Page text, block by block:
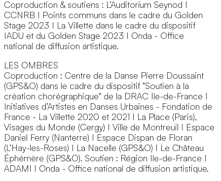
4 Les Ombres © Cyril Machenaud
Coproduction & soutiens : L’Auditorium Seynod I
CCNRB I Points communs dans le cadre du Golden
Stage 2023 I La Villette dans le cadre du dispositif
IADU et du Golden Stage 2023 I Onda - Office
national de diffusion artistique.
LES OMBRES
Coproduction : Centre de la Danse Pierre Doussaint
(GPS&O) dans le cadre du dispositif "Soutien à la
création chorégraphique" de la DRAC Ile-de-France I
Initiatives d’Artistes en Danses Urbaines - Fondation de
France - La Villette 2020 et 2021 I La Place (Paris),
Visages du Monde (Cergy) I Ville de Montreuil I Espace
Daniel Ferry (Nanterre) I Espace Dispan de Floran
(L’Hay-les-Roses) I La Nacelle (GPS&O) I Le Château
Éphémère (GPS&O). Soutien : Région Ile-de-France I
ADAMI I Onda - Office national de diffusion artistique.